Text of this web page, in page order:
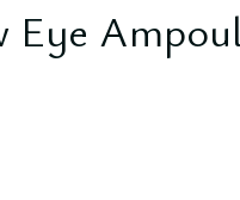
Eye